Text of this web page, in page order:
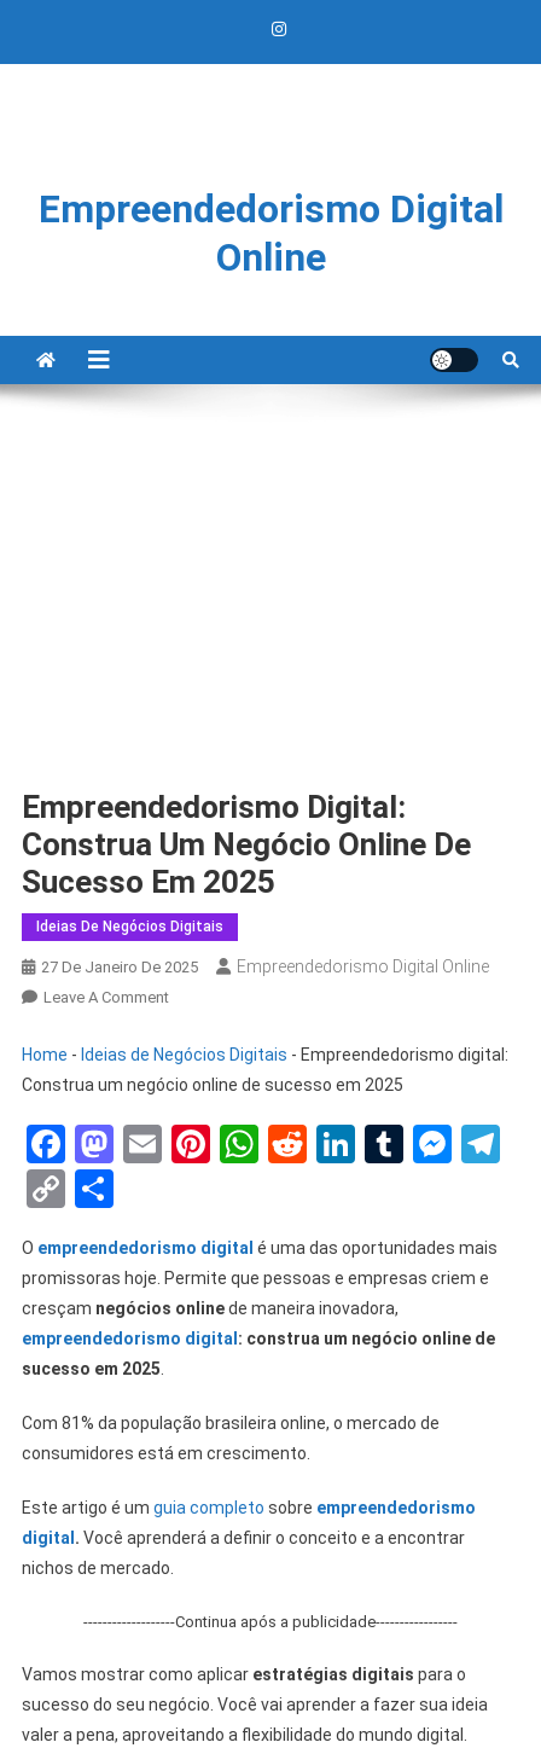
Empreendedorismo Digital
Online
Empreendedorismo Digital:
Construa Um Negócio Online De
Sucesso Em 2025
Ideias De Negócios Digitais
27 De Janeiro De 2025 Empreendedorismo Digital Online
Leave A Comment
Home - Ideias de Negócios Digitais - Empreendedorismo digital:
Construa um negócio online de sucesso em 2025
Facebook
Mastodon
EmailPinterest
WhatsApp
RedditLinkedIn
Tumblr
CopyShare
O empreendedorismo digital é uma das oportunidades mais
promissoras hoje. Permite que pessoas e empresas criem e
cresçam negócios onlinede maneira inovadora,
empreendedorismo digital : construa um negócio online de
sucesso em 2025
Com 81% da população brasileira online, o mercado de
consumidores está em crescimento.
Este artigo é um guia completo sobre empreendedorismo
digital . Você aprenderá a definir o conceito e a encontrar
nichos de mercado.
-------------------Continua após a publicidade-----------------
Vamos mostrar como aplicar estratégias digitais para o
sucesso do seu negócio. Você vai aprender a fazer sua ideia
valer a pena, aproveitando a flexibilidade do mundo digital.